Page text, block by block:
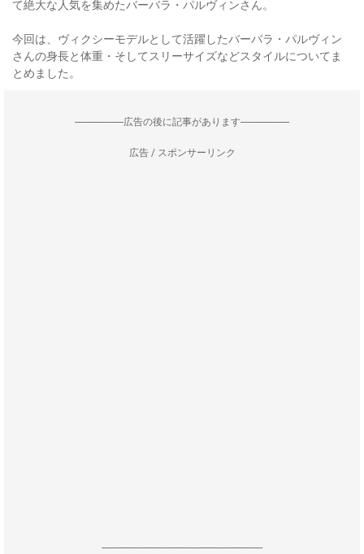
て絶大な人気を集めたバーバラ・パルヴィンさん。
今回は、ヴィクシーモデルとして活躍したバーバラ・パルヴィン
さんの身長と体重・そしてスリーサイズなどスタイルについてま
とめました。
--------------------広告の後に記事があります--------------------
広告 / スポンサーリンク
------------------------------------------------------------------